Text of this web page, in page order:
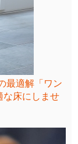
最適解「ワン
な床にしませ